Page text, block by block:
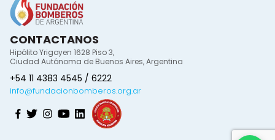
CONTACTANOS
Hipólito Yrigoyen 1628 Piso 3,
Ciudad Autónoma de Buenos Aires, Argentina
+54 11 4383 4545 / 6222
info@fundacionbomberos.org.ar